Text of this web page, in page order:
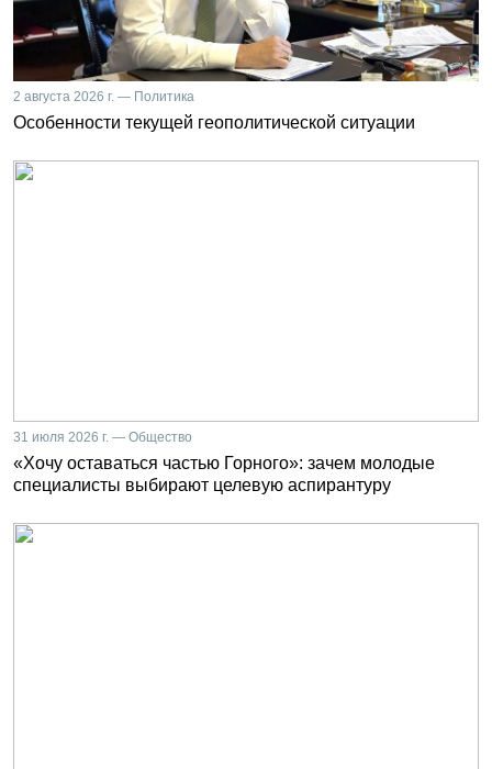
2 августа 2026 г. — Политика
Особенности текущей геополитической ситуации
31 июля 2026 г. — Общество
«Хочу оставаться частью Горного»: зачем молодые
специалисты выбирают целевую аспирантуру